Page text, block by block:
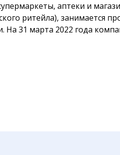
аптеки и
ритейла), занимается
31 марта 2022 года